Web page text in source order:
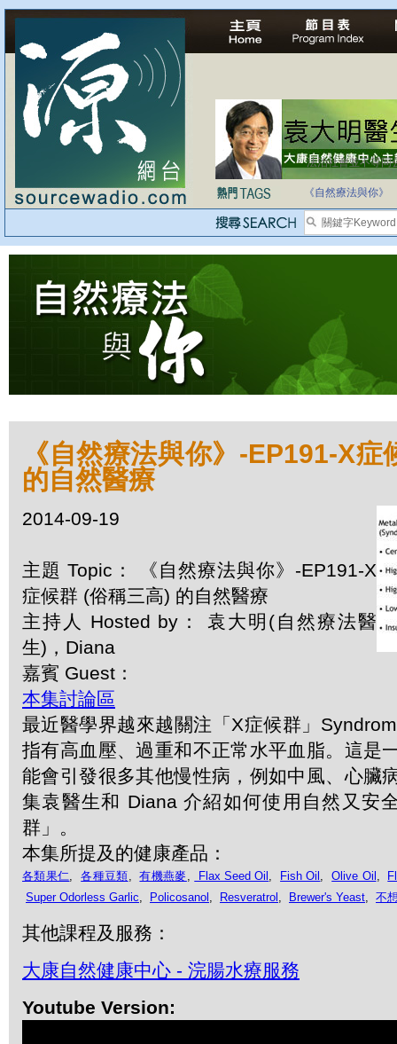
法治社會並不等同
《自然療法與你》
《自然療法與你》-EP191-X
的自然醫療
2014-09-19
主題 Topic： 《自然療法與你》-EP191-X
症候群 (俗稱三高) 的自然醫療
主持人 Hosted by： 袁大明(自然療法醫
生)，Diana
嘉賓 Guest：
本集討論區
最近醫學界越來越關注「X症候群」
指有高血壓、過重和不正常水平血脂。這是
能會引發很多其他慢性病，例如中風、心臟
集袁醫生和 Diana 介紹如何使用自然又安
群」。
本集所提及的健康產品：
各類果仁,各種豆類,有機燕麥 , Flax Seed Oil , Fish Oil ,Olive Oil ,
Super Odorless Garlic, Policosanol , Resveratrol , Brewer's Yeast, 不
其他課程及服務：
大康自然健康中心 - 浣腸水療服務
Youtube Version: